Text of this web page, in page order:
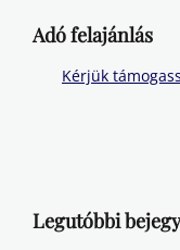
Adó felajánlás
Kérjük
Legutóbbi